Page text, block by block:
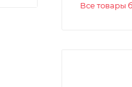
Все товары